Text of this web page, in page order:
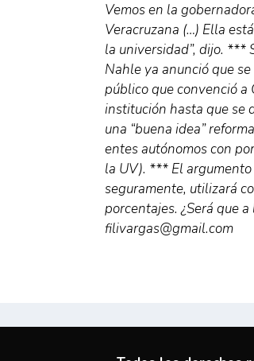
Vemos en la
Veracruzana (…) Ella
la universidad”, dijo. ***
Nahle ya anunció que
público que convenció a
institución hasta que se
una “buena idea”
entes autónomos con
la UV). *** El
seguramente, utilizará
porcentajes. ¿Será que
filivargas@gmail.com